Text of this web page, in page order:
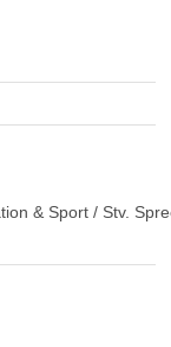
& Sport / Stv.